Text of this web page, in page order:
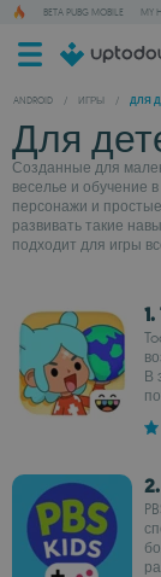
BETA PUBG MOBILE MY
ANDROID / ИГРЫ / ДЛЯ
Для
Созданные для
веселье и обучение
персонажи и
развивать такие
подходит для игры
В